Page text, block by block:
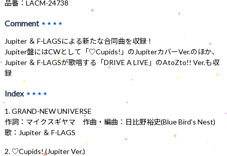
品番：LACM-24738
Comment ★★★★
Jupiter ＆ F-LAGSによる新たな合同曲を収録！
Jupiter盤にはCWとして「♡Cupids!」のJupiterカバーVer.のほか、
Jupiter ＆ F-LAGSが歌唱する「DRIVE A LIVE」のAtoZto!! Ver.も収
録
Index ★★★★
1. GRAND-NEW UNIVERSE
作詞：マイクスギヤマ 作曲・編曲：日比野裕史(Blue Bird's Nest)
歌：Jupiter ＆ F-LAGS
2. ♡Cupids! (Jupiter Ver.)